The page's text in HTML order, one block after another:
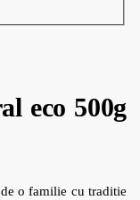
eco 500g
o familie cu traditie